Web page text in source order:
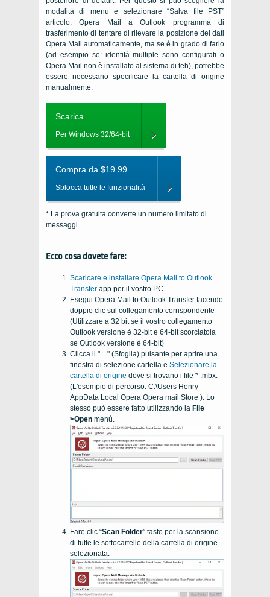
modalità di menu e selezionare “Salva file PST”
articolo. Opera Mail a Outlook programma di
trasferimento di tentare di rilevare la posizione dei dati
Opera Mail automaticamente, ma se è in grado di farlo
(ad esempio se: identità multiple sono configurati o
Opera Mail non è installato al sistema di teh), potrebbe
essere necessario specificare la cartella di origine
manualmente.
Scarica
Per Windows 32/64-bit
Compra da $19.99
Sblocca tutte le funzionalità
* La prova gratuita converte un numero limitato di
messaggi
Ecco cosa dovete fare:
Scaricare e installare Opera Mail to Outlook
Transfer app per il vostro PC
Esegui Opera Mail to Outlook Transfer facendo
doppio clic sul collegamento corrispondente
(Utilizzare a 32 bit se il vostro collegamento
Outlook versione è 32-bite 64-bitscorciatoia
se Outlook versione è 64-bit)
Clicca il "…" (Sfoglia) pulsante per aprire una
finestra di selezione cartella e Selezionare la
cartella di origine dove si trovano i file * .mbx.
(L'esempio di percorso: C:\Users Henry
AppData Local Opera Opera mail Store ). Lo
stesso può essere fatto utilizzando la File
>Open menù.
Fare clic “Scan Folder” tasto per la scansione
di tutte le sottocartelle della cartella di origine
selezionata.